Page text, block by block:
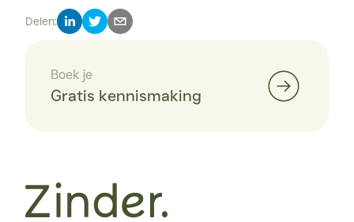
Bronnen
Vogt K., Hakanen J. J., Brauchli R., Jenny G. J. & Bauer G. F.
study. European Journal of Work and Organizational
Psychology, 25(3), 353–362
Delen:
Boek je
Gratis kennismaking